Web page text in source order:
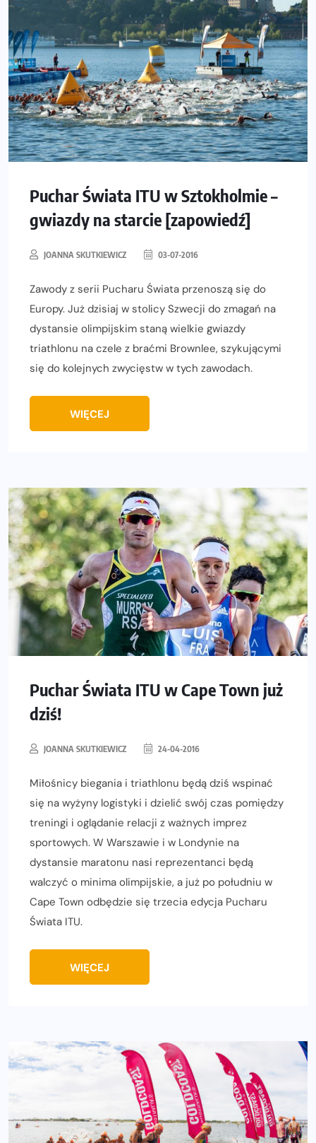
Puchar Świata ITU w Sztokholmie –
gwiazdy na starcie [zapowiedź]
JOANNA SKUTKIEWICZ 03-07-2016
Zawody z serii Pucharu Świata przenoszą się do
Europy. Już dzisiaj w stolicy Szwecji do zmagań na
dystansie olimpijskim staną wielkie gwiazdy
triathlonu na czele z braćmi Brownlee, szykującymi
się do kolejnych zwycięstw w tych zawodach.
WIĘCEJ
Puchar Świata ITU w Cape Town już
dziś!
JOANNA SKUTKIEWICZ 24-04-2016
Miłośnicy biegania i triathlonu będą dziś wspinać
się na wyżyny logistyki i dzielić swój czas pomiędzy
treningi i oglądanie relacji z ważnych imprez
sportowych. W Warszawie i w Londynie na
dystansie maratonu nasi reprezentanci będą
walczyć o minima olimpijskie, a już po południu w
Cape Town odbędzie się trzecia edycja Pucharu
Świata ITU.
WIĘCEJ